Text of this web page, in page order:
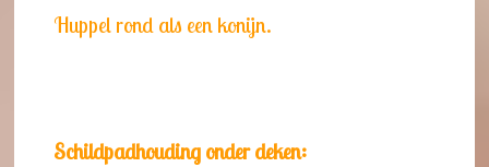
Huppel rond als een konijn.
Schildpadhouding onder deken: